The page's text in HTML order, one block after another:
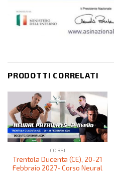
PRODOTTI CORRELATI
CORSI
Trentola Ducenta (CE), 20-21
Febbraio 2027- Corso Neural